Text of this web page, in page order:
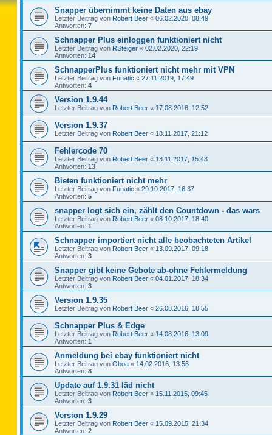
Snapper übernimmt keine Daten aus ebay
Letzter Beitrag von Robert Beer « 06.02.2020, 08:49
Antworten: 7
Schnapper Plus einloggen funktioniert nicht
Letzter Beitrag von RSteiger « 02.02.2020, 22:19
Antworten: 14
SchnapperPlus funktioniert nicht mehr mit VPN
Letzter Beitrag von Funatic « 27.11.2019, 17:49
Antworten: 4
Version 1.9.44
Letzter Beitrag von Robert Beer « 17.08.2018, 12:52
Version 1.9.37
Letzter Beitrag von Robert Beer « 18.11.2017, 21:12
Fehlercode 70
Letzter Beitrag von Robert Beer « 13.11.2017, 15:43
Antworten: 13
Bieten funktioniert nicht mehr
Letzter Beitrag von Funatic « 29.10.2017, 16:37
Antworten: 5
snapper logt sich ein, zählt den Countdown - das wars
Letzter Beitrag von Robert Beer « 08.10.2017, 18:40
Antworten: 1
Schnapper importiert nicht alle beobachteten Artikel
Letzter Beitrag von Robert Beer « 13.09.2017, 09:18
Antworten: 3
Snapper gibt keine Gebote ab-ohne Fehlermeldung
Letzter Beitrag von Robert Beer « 04.01.2017, 18:34
Antworten: 3
Version 1.9.35
Letzter Beitrag von Robert Beer « 26.08.2016, 18:55
Schnapper Plus & Edge
Letzter Beitrag von Robert Beer « 14.08.2016, 13:09
Antworten: 1
Anmeldung bei ebay funktioniert nicht
Letzter Beitrag von Oboa « 14.02.2016, 13:56
Antworten: 8
Update auf 1.9.31 läd nicht
Letzter Beitrag von Robert Beer « 15.11.2015, 09:45
Antworten: 3
Version 1.9.29
Letzter Beitrag von Robert Beer « 15.09.2015, 21:34
Antworten: 2